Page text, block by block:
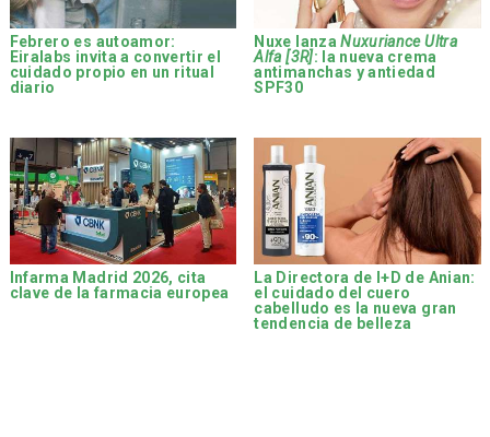
Febrero es autoamor:
Eiralabs invita a convertir el
cuidado propio en un ritual
diario
Nuxe lanzaNuxuriance Ultra
Alfa [3R]: la nueva crema
antimanchas y antiedad
SPF30
Infarma Madrid 2026, cita
clave de la farmacia europea
La Directora de I+D de Anian:
el cuidado del cuero
cabelludo es la nueva gran
tendencia de belleza